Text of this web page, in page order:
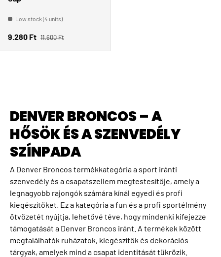
Low stock (4 units)
Sale price
9.280 Ft Regular price
11.600 Ft
DENVER BRONCOS – A
HŐSÖK ÉS A SZENVEDÉLY
SZÍNPADA
A Denver Broncos termékkategória a sport iránti
szenvedély és a csapatszellem megtestesítője, amely a
legnagyobb rajongók számára kínál egyedi és profi
kiegészítőket. Ez a kategória a fun és a profi sportélmény
ötvözetét nyújtja, lehetővé téve, hogy mindenki kifejezze
támogatását a Denver Broncos iránt. A termékek között
megtalálhatók ruházatok, kiegészítők és dekorációs
tárgyak, amelyek mind a csapat identitását tükrözik.